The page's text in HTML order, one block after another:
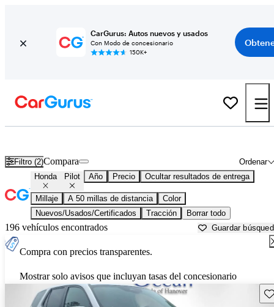
CarGurus: Autos nuevos y usados
Con Modo de concesionario
150K+
Filtro (2) Ordenar
Compara
Honda Pilot Año Precio Ocultar resultados de entrega
Millaje A 50 millas de distancia
Color
Nuevos/Usados/Certificados
Tracción Borrar todo
196 vehículos encontrados Guardar
Compra con precios transparentes.
Mostrar solo avisos que incluyan tasas del concesionario